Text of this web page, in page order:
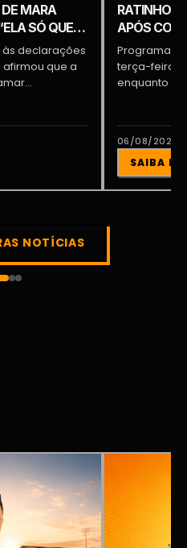
MARA
SÓ QUER
declarações
afirmou que a
RATINHO É
APÓS
PIQUILO
Programa
terça-feira
enquanto a
06/08/2026
SAIBA
NOTÍCIAS